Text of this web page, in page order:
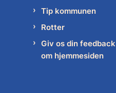
Tip kommunen
Rotter
Giv os din feedback
om hjemmesiden